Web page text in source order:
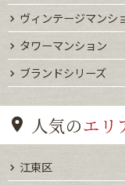
ヴィンテージマンシ
タワーマンション
ブランドシリーズ
人気のエリ
江東区